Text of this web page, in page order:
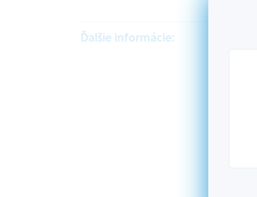
Ďalšie informácie: